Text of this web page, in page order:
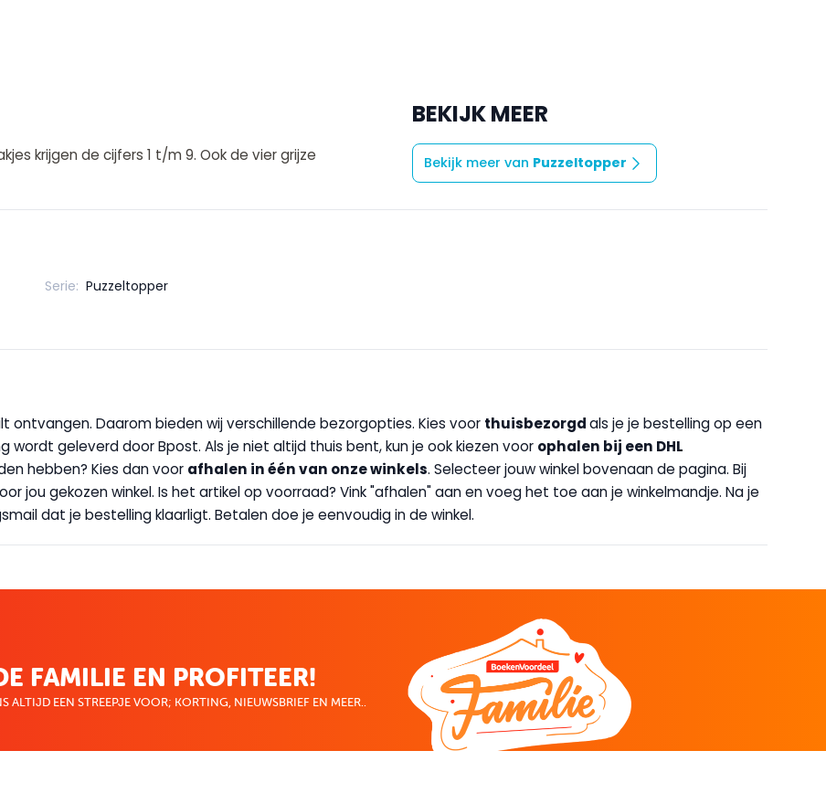
BEKIJK MEER
Bekijk meer van Puzzeltopper
krijgen de cijfers 1 t/m 9. Ook de vier grijze
Serie: Puzzeltopper
ontvangen. Daarom bieden wij verschillende bezorgopties. Kies voor thuisbezorgdals je je bestelling op een
geleverd door Bpost. Als je niet altijd thuis bent, kun je ook kiezen voor ophalen bij een DHL
hebben? Kies dan voor afhalen in één van onze winkels. Selecteer jouw winkel bovenaan de pagina. Bij
jou gekozen winkel. Is het artikel op voorraad? Vink "afhalen" aan en voeg het toe aan je winkelmandje. Na je
dat je bestelling klaarligt. Betalen doe je eenvoudig in de winkel.
FAMILIE EN PROFITEER!
ALTIJD EEN STREEPJE VOOR; KORTING, NIEUWSBRIEF EN MEER..